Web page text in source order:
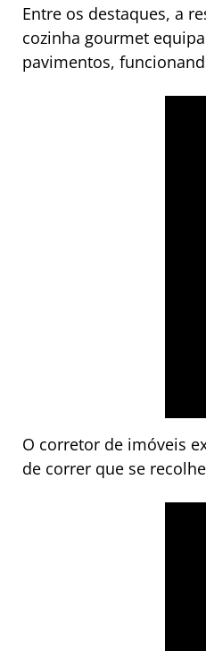
Entre os destaques, a
cozinha gourmet
pavimentos,
O corretor de imóveis
de correr que se